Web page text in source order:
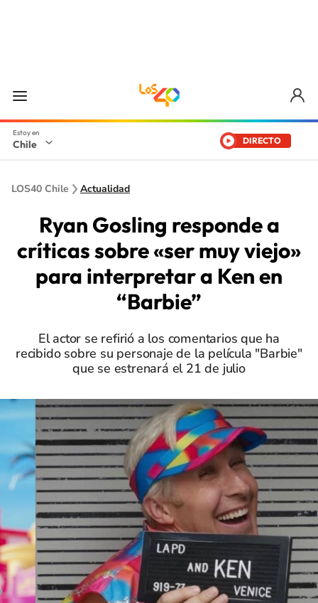
Chile DIRECTO
LOS40 Chile Actualidad
Ryan Gosling responde a
críticas sobre «ser muy viejo»
para interpretar a Ken en
“Barbie”
El actor se refirió a los comentarios que ha
recibido sobre su personaje de la película "Barbie"
que se estrenará el 21 de julio